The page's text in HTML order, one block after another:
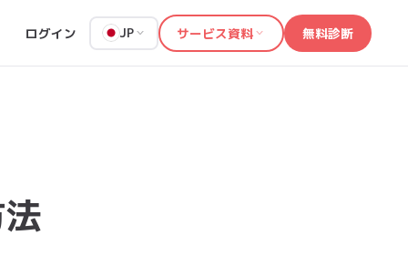
ログイン JP サービス資料 無料診断